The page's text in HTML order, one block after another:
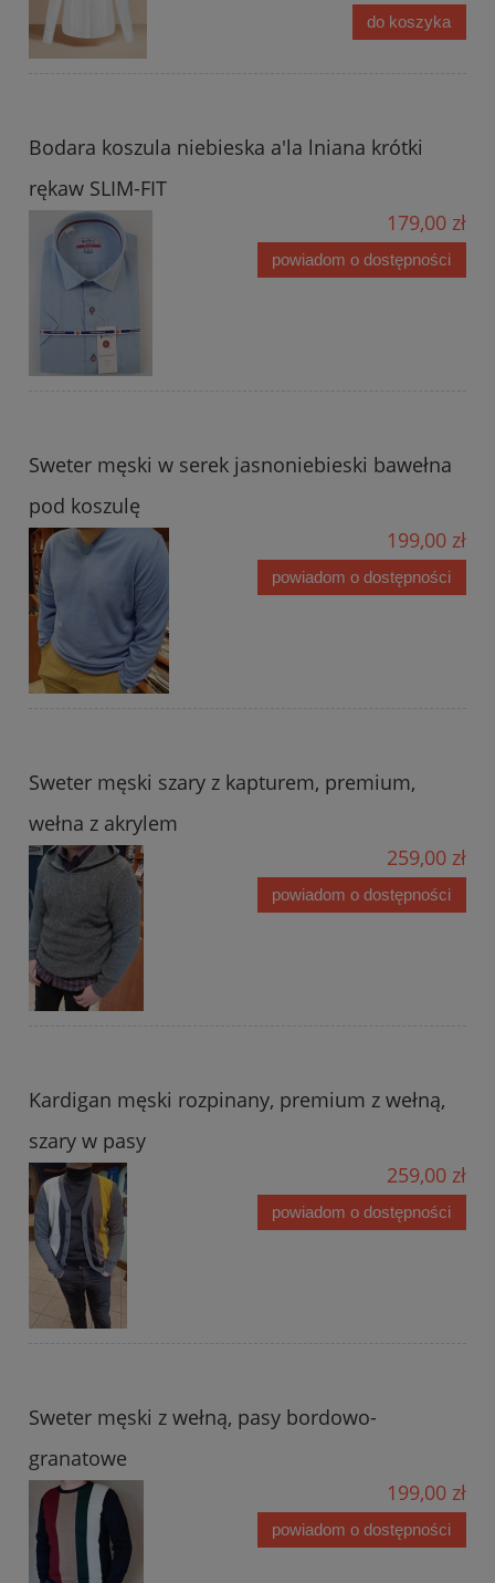
do koszyka
Bodara koszula niebieska a'la lniana krótki
rękaw SLIM-FIT
179,00 zł
powiadom o dostępności
Sweter męski w serek jasnoniebieski bawełna
pod koszulę
199,00 zł
powiadom o dostępności
Sweter męski szary z kapturem, premium,
wełna z akrylem
259,00 zł
powiadom o dostępności
Kardigan męski rozpinany, premium z wełną,
szary w pasy
259,00 zł
powiadom o dostępności
Sweter męski z wełną, pasy bordowo-
granatowe
199,00 zł
powiadom o dostępności